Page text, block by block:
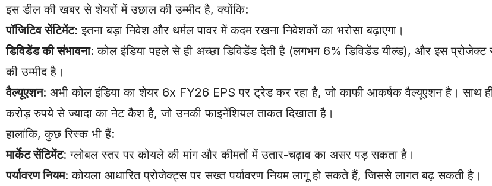
इस डील की खबर से शेयरों में उछाल की उम्मीद है, क्योंकि:
पॉजिटिव सेंटिमेंट: इतना बड़ा निवेश और थर्मल पावर में कदम रखना निवेशकों का भरोसा बढ़ाएगा।
डिविडेंड की संभावना: कोल इंडिया पहले से ही अच्छा डिविडेंड देती है (लगभग 6% डिविडेंड यील्ड), और इस प्रोजेक्ट
की उम्मीद है।
वैल्यूएशन: अभी कोल इंडिया का शेयर 6x FY26 EPS पर ट्रेड कर रहा है, जो काफी आकर्षक वैल्यूएशन है। साथ
करोड़ रुपये से ज्यादा का नेट कैश है, जो उनकी फाइनेंशियल ताकत दिखाता है।
हालांकि, कुछ रिस्क भी हैं:
मार्केट सेंटिमेंट: ग्लोबल स्तर पर कोयले की मांग और कीमतों में उतार-चढ़ाव का असर पड़ सकता है।
पर्यावरण नियम: कोयला आधारित प्रोजेक्ट्स पर सख्त पर्यावरण नियम लागू हो सकते हैं, जिससे लागत बढ़ सकती है।